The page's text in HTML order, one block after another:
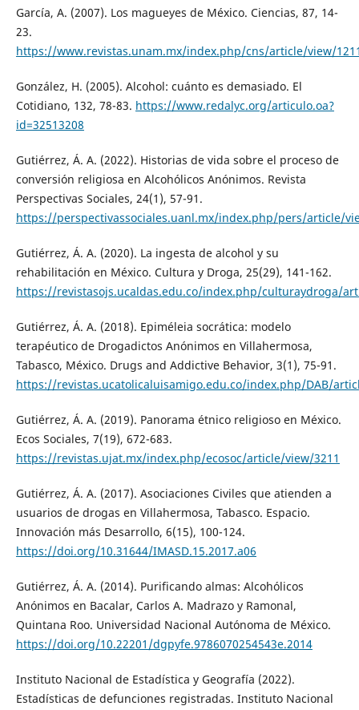
García, A. (2007). Los magueyes de México. Ciencias, 87, 14-
23.
https://www.revistas.unam.mx/index.php/cns/article/view/
González, H. (2005). Alcohol: cuánto es demasiado. El
Cotidiano, 132, 78-83. https://www.redalyc.org/articulo.oa?
id=32513208
Gutiérrez, Á. A. (2022). Historias de vida sobre el proceso de
conversión religiosa en Alcohólicos Anónimos. Revista
Perspectivas Sociales, 24(1), 57-91.
https://perspectivassociales.uanl.mx/index.php/pers/article/
Gutiérrez, Á. A. (2020). La ingesta de alcohol y su
rehabilitación en México. Cultura y Droga, 25(29), 141-162.
https://revistasojs.ucaldas.edu.co/index.php/culturaydroga/
Gutiérrez, Á. A. (2018). Epiméleia socrática: modelo
terapéutico de Drogadictos Anónimos en Villahermosa,
Tabasco, México. Drugs and Addictive Behavior, 3(1), 75-91.
https://revistas.ucatolicaluisamigo.edu.co/index.php/DAB/
Gutiérrez, Á. A. (2019). Panorama étnico religioso en México.
Ecos Sociales, 7(19), 672-683.
https://revistas.ujat.mx/index.php/ecosoc/article/view/3211
Gutiérrez, Á. A. (2017). Asociaciones Civiles que atienden a
usuarios de drogas en Villahermosa, Tabasco. Espacio.
Innovación más Desarrollo, 6(15), 100-124.
https://doi.org/10.31644/IMASD.15.2017.a06
Gutiérrez, Á. A. (2014). Purificando almas: Alcohólicos
Anónimos en Bacalar, Carlos A. Madrazo y Ramonal,
Quintana Roo. Universidad Nacional Autónoma de México.
https://doi.org/10.22201/dgpyfe.9786070254543e.2014
Instituto Nacional de Estadística y Geografía (2022).
Estadísticas de defunciones registradas. Instituto Nacional